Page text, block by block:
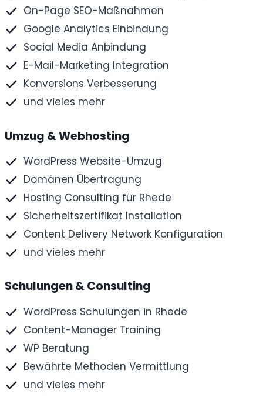
On-Page SEO-Maßnahmen
Google Analytics Einbindung
Social Media Anbindung
E-Mail-Marketing Integration
Konversions Verbesserung
und vieles mehr
Umzug & Webhosting
WordPress Website-Umzug
Domänen Übertragung
Hosting Consulting für Rhede
Sicherheitszertifikat Installation
Content Delivery Network Konfiguration
und vieles mehr
Schulungen & Consulting
WordPress Schulungen in Rhede
Content-Manager Training
WP Beratung
Bewährte Methoden Vermittlung
und vieles mehr